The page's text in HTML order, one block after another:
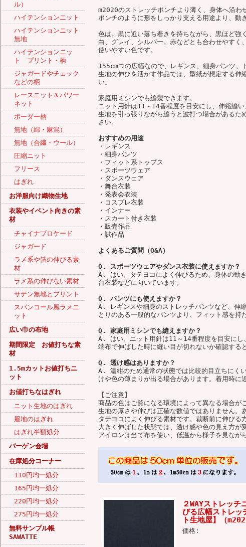
ル）
ハイテンションニット
ハイテンションニット
無地
ハイテンションニッ
ト プリント・柄
ジャガードやチェック
などの柄
レースニット＆パワー
ネット
ボーダー柄
無地（綿・麻混）
無地（合繊・ウール）
圧縮ニット
フリース
はぎれ
お洋服向け織物生地
衣装やイベント向きの素
材
チャイナブロケード
ジャガード
ラメ系や箔の伸びる素
材
ラメ系の伸びない素材
サテン無地とプリント
スパンコール風ラメニ
ット
広い巾の布地
期間限定 お値打ちな素
材
1.5mカットお値打ちニ
ット
お値打ちなはぎれ
ニット生地のはぎれ
服地のはぎれ
はぎれ半額処分
バーゲン会場
在庫処分コーナー
110円均一処分
165円均一処分
220円均一処分
275円均一処分
無料サンプル帳
SAWATTE
m2020のストレッチポンチより薄く、身体へ沿わ
ポンチのように形をしっかり支える用途より、動
色は、黒に近い落ち着きを持ちながら、黒ほど強
白、グレイ、シルバー、赤などとも合わせやすく
使いやすい色です。
155cm巾の広幅なので、レギンス、細身パンツ、
生地の伸びを活かす作品では、型紙が想定する伸
い。
家庭用ミシンでも縫製できます。
ニット用針は11～14番程度を目安にし、伸縮縫
生地を引っ張りながら縫うと波打つ場合がある
さい。
おすすめの用途
・レギンス
・細身パンツ
・フィット系トップス
・スポーツウェア
・ダンスウェア
・舞台衣装
・発表会衣装
・コスプレ衣装
・インナー
・スカート付き衣装
・販売作品
・試作品
よくあるご質問（Q&A）
Q. スポーツウェアやダンス衣装に使えますか？
A. はい。タテヨコによく伸びるため、身体の動
台衣装などに向いています。
Q. パンツにも使えますか？
A. レギンスや細身のストレッチパンツなど、伸
とりのある一般的なパンツより、フィット感を持
Q. 家庭用ミシンでも縫えますか？
A. はい。ニット用針は11～14番程度を目安にし
端布で伸ばした時に縫い目が切れないか確認する
Q. 透け感はありますか？
A. 濃紺のため通常の状態では比較的目立ちにく
けや色の薄まりが出る場合があります。着用時に
【ご注意】
商品の色はご覧になる環境によって異なる場合が
生地の厚さや伸びは正確な数値ではありません。
タテヨコによく伸びる素材です。裁断前に伸びる
大きく伸ばした状態では、透け感や色の見え方が
アイロンは当て布を使い、低温から様子を見なが
２WAYストレッ
びる広幅ストレッ
ト生地屋】（
価格: